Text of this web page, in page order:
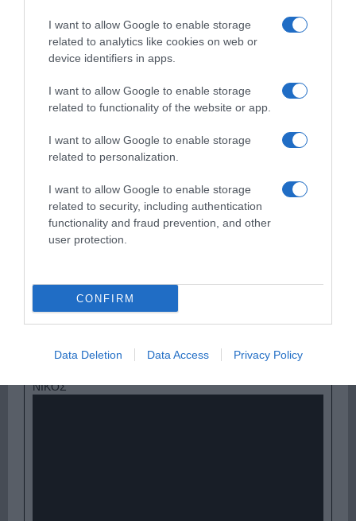
I want to allow Google to enable storage
related to analytics like cookies on web or
device identifiers in apps.
I want to allow Google to enable storage
related to functionality of the website or app.
I want to allow Google to enable storage
related to personalization.
I want to allow Google to enable storage
related to security, including authentication
functionality and fraud prevention, and other
user protection.
CONFIRM
Data Deletion Data Access Privacy Policy
Παρακαλώ Περιμένετε...
Παρακαλώ Περιμένετε...
ΝΙΚΟΣ